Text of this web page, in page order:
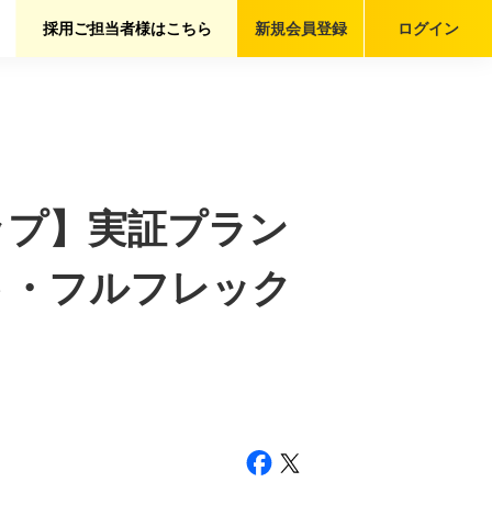
採用ご担当者様はこちら ログイン
新規会員登録
】実証プラン
フルフレック